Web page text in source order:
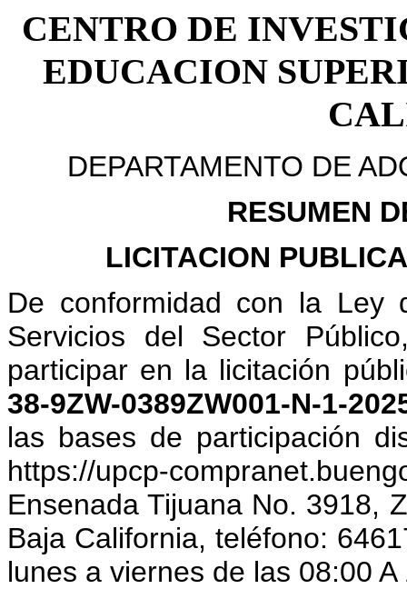
CENTRO DE
EDUCACION
DEPARTAMENTO DE
RESUMEN
LICITACION
De conformidad con la Ley
Servicios del Sector
participar en la licitación
38-9ZW-0389ZW001-N-1-
las bases de participación
https://upcp-
Ensenada Tijuana No. 3918,
Baja California, teléfono:
lunes a viernes de las 08:00